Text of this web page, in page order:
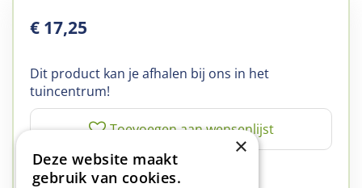
€ 17,25
Dit product kan je afhalen bij ons in het
tuincentrum!
✅A-kwaliteit planten
×
Deze website maakt
gebruik van cookies.